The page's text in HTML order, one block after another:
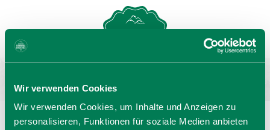
Wir verwenden Cookies
Wir verwenden Cookies, um Inhalte und Anzeigen zu
personalisieren, Funktionen für soziale Medien anbieten
GASTGEBERSUCHE